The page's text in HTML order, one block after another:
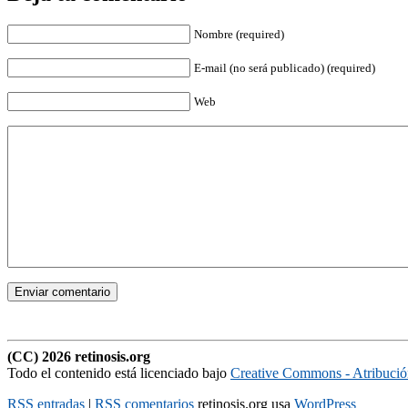
Nombre (required)
E-mail (no será publicado) (required)
Web
(CC) 2026 retinosis.org
Todo el contenido está licenciado bajo Creative Commons -
RSS entradas | RSS comentarios retinosis.org usa WordPress